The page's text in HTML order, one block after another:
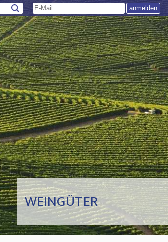
WEINGÜTER